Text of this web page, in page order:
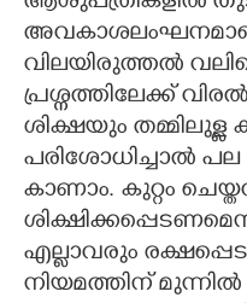
LITERATURE
CONTACT US
വിലയിരുത്തൽ
പ്രശ്നത്തിലേക്ക്
ശിക്ഷയും
പരിശോധിച്ചാൽ
കാണാം. കുറ്റം
എല്ലാവരും
നിയമത്തിന്